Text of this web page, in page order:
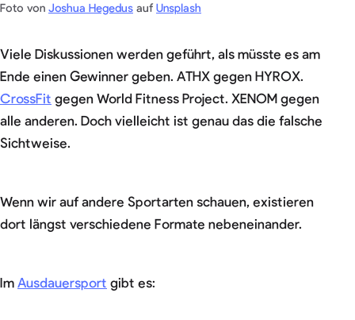
Foto von Joshua Hegedus aufUnsplash
Viele Diskussionen werden geführt, als müsste es am
Ende einen Gewinner geben. ATHX gegen HYROX.
CrossFit gegen World Fitness Project. XENOM gegen
alle anderen. Doch vielleicht ist genau das die falsche
Sichtweise.
Wenn wir auf andere Sportarten schauen, existieren
dort längst verschiedene Formate nebeneinander.
Im Ausdauersport gibt es: